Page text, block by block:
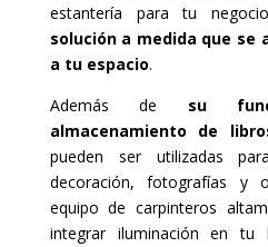
estantería para tu
solución a medida que
a tu espacio.
Además de su
almacenamiento de
pueden ser utilizadas
decoración, fotografías y
equipo de carpinteros
integrar iluminación en tu